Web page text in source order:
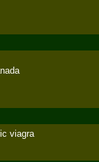
viagra